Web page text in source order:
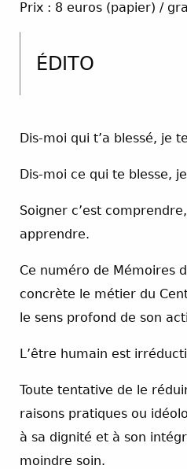
Prix : 8 euros (papier) /
ÉDITO
Dis-moi qui t’a blessé, je
Dis-moi ce qui te blesse,
Soigner c’est
apprendre.
Ce numéro de Mémoires
concrète le métier du
le sens profond de son
L’être humain est
Toute tentative de le
raisons pratiques ou
à sa dignité et à son
moindre soin.